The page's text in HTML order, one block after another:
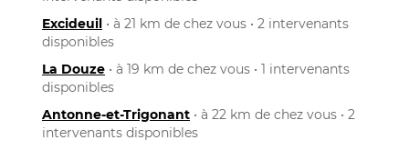
Excideuil • à 21 km de chez vous • 2 intervenants
disponibles
La Douze • à 19 km de chez vous • 1 intervenants
disponibles
Antonne-et-Trigonant • à 22 km de chez vous • 2
intervenants disponibles